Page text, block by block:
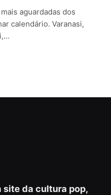
aguardadas dos
calendário. Varanasi,
site da cultura pop,